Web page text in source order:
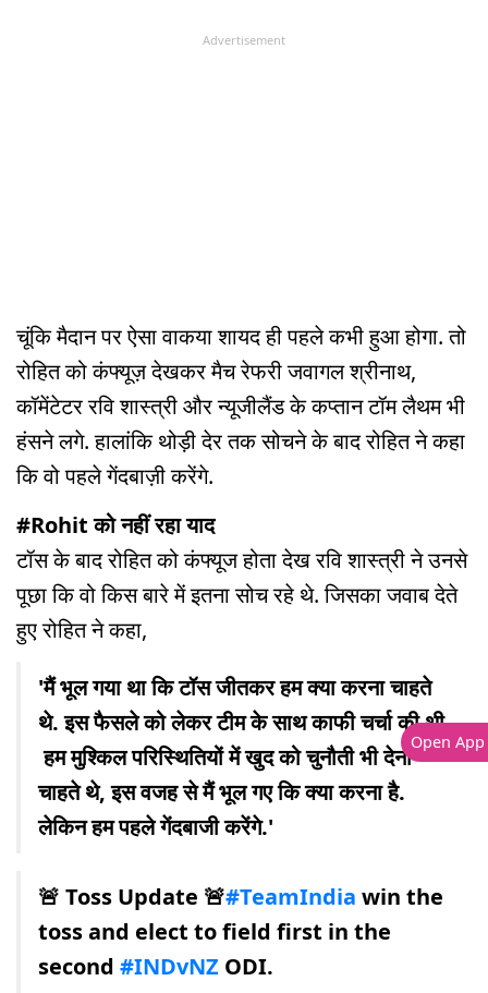
Advertisement
चूंकि मैदान पर ऐसा वाकया शायद ही पहले कभी हुआ होगा. तो
रोहित को कंफ्यूज़ देखकर मैच रेफरी जवागल श्रीनाथ,
कॉमेंटेटर रवि शास्त्री और न्यूजीलैंड के कप्तान टॉम लैथम भी
हंसने लगे. हालांकि थोड़ी देर तक सोचने के बाद रोहित ने कहा
कि वो पहले गेंदबाज़ी करेंगे.
#Rohit को नहीं रहा याद
टॉस के बाद रोहित को कंफ्यूज होता देख रवि शास्त्री ने उनसे
पूछा कि वो किस बारे में इतना सोच रहे थे. जिसका जवाब देते
हुए रोहित ने कहा,
'मैं भूल गया था कि टॉस जीतकर हम क्या करना चाहते
थे. इस फैसले को लेकर टीम के साथ काफी चर्चा की थी.
हम मुश्किल परिस्थितियों में खुद को चुनौती भी देना
चाहते थे, इस वजह से मैं भूल गए कि क्या करना है.
लेकिन हम पहले गेंदबाजी करेंगे.'
🚨 Toss Update 🚨#TeamIndia win the
toss and elect to field first in the
second #INDvNZ ODI.
Open App